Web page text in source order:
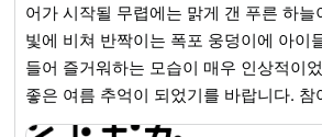
어가 시작될 무렵에는 맑게 갠 푸른 하늘
빛에 비쳐 반짝이는 폭포 웅덩이에 아이
들어 즐거워하는 모습이 매우 인상적이었습니다.
좋은 여름 추억이 되었기를 바랍니다.
사합니다. ✴︎포트홀 투어에 대해✴︎ 도요오카무라(豊丘村) 깊숙